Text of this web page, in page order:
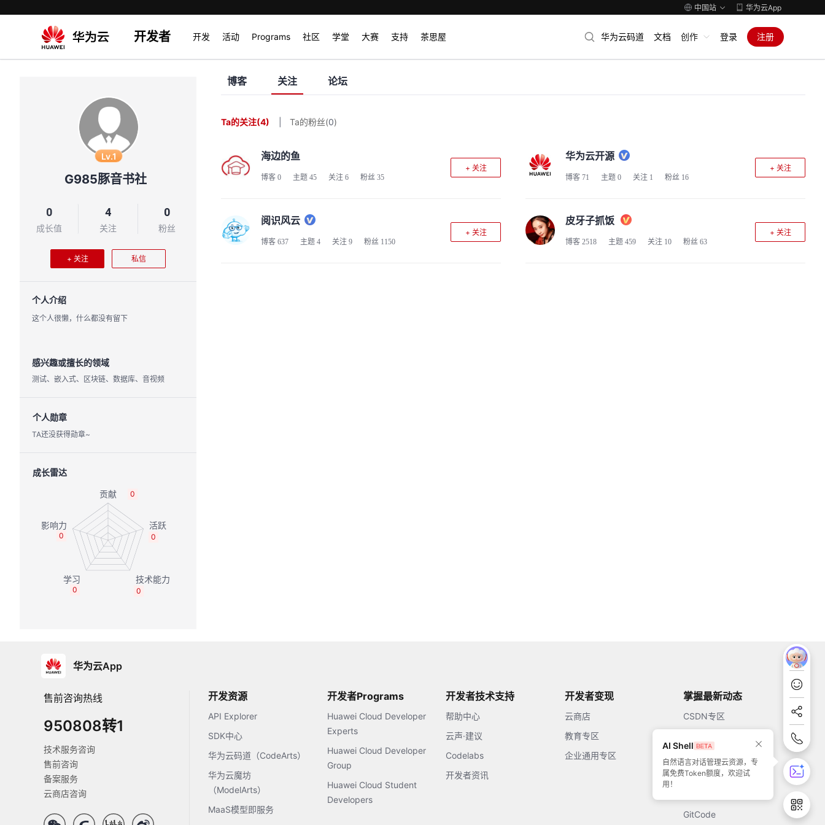
中国站 华为云App
开发者 开发 活动 Programs 社区 学堂 大赛 支持 茶思屋 华为云码道 文档 创作 登录 注册
Lv.1
G985豚音书社
0
成长值
4
关注
0
粉丝
+ 关注 私信
个人介绍
这个人很懒，什么都没有留下
感兴趣或擅长的领域
测试、嵌入式、区块链、数据库、音视频
个人勋章
TA还没获得勋章~
成长雷达
0
0
0
0
0
博客 关注 论坛
Ta的关注(4) Ta的粉丝(0)
海边的鱼
博客 0 主题 45 关注 6 粉丝 35
+ 关注
华为云开源
博客 71 主题 0 关注 1 粉丝 16
+ 关注
阅识风云
博客 637 主题 4 关注 9 粉丝 1150
+ 关注
皮牙子抓饭
博客 2518 主题 459 关注 10 粉丝 63
+ 关注
华为云App
售前咨询热线
950808转1
技术服务咨询
售前咨询
备案服务
云商店咨询
开发资源
API Explorer
SDK中心
华为云码道（CodeArts）
华为云魔坊
（ModelArts）
MaaS模型即服务
开发者Programs
Huawei Cloud Developer
Experts
Huawei Cloud Developer
Group
Huawei Cloud Student
Developers
开发者技术支持
帮助中心
云声·建议
Codelabs
开发者资讯
开发者变现
云商店
教育专区
企业通用专区
掌握最新动态
CSDN专区
51CTO
GitCode
AI Shell
自然语言对话管理云资源，专
属免费Token额度，欢迎试
用！